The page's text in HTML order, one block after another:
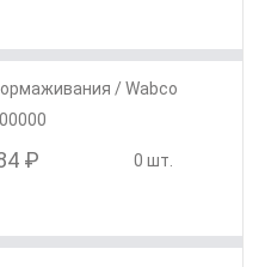
/ Wabco
₽ 0 шт.